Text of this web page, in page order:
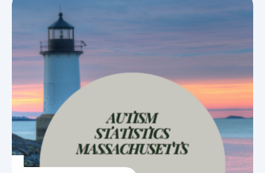
simples puntos de datos: revelan cómo está
mejorando la detección temprana, cómo se
está expandiendo el acceso a la atención y
dónde pueden encontrar las familias un apoyo
comunitario crucial. Los datos de los Centros
[...]